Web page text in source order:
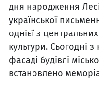
дня народження
української
однієї з
культури. Сьогодні
фасаді будівлі
встановлено